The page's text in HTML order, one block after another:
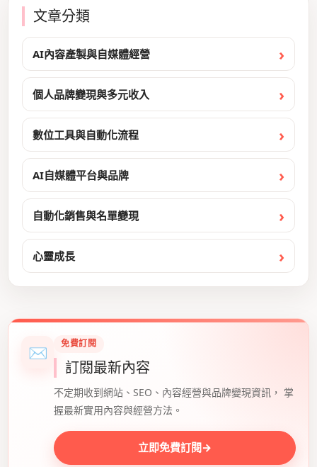
文章分類
AI內容產製與自媒體經營
個人品牌變現與多元收入
數位工具與自動化流程
AI自媒體平台與品牌
自動化銷售與名單變現
心靈成長
✉ 免費訂閱
訂閱最新內容
不定期收到網站、SEO、內容經營與品牌變現資訊， 掌
握最新實用內容與經營方法。
立即免費訂閱→